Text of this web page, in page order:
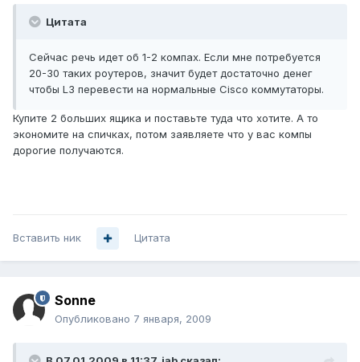
Цитата
Cейчас речь идет об 1-2 компах. Если мне потребуется
20-30 таких роутеров, значит будет достаточно денег
чтобы L3 перевести на нормальные Cisco коммутаторы.
Купите 2 больших ящика и поставьте туда что хотите. А то
экономите на спичках, потом заявляете что у вас компы
дорогие получаются.
Вставить ник Цитата
Sonne
Опубликовано 7 января, 2009